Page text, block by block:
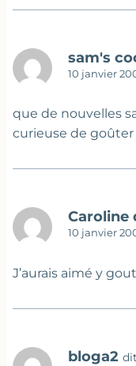
sam's
10 janvier
que de nouvelles
curieuse de goûter
Caroline
10 janvier
J’aurais aimé y
bloga2